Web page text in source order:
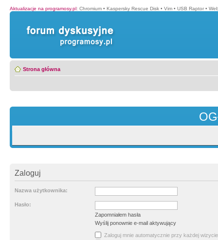
Aktualizacje na programosy.pl: Chromium • Kaspersky Rescue Disk • Vim • USB Raptor •
Strona główna
Zaloguj
Nazwa użytkownika:
Hasło:
Zapomniałem hasła
Wyślij ponownie e-mail aktywujący
Zaloguj mnie automatycznie przy każdej wizycie